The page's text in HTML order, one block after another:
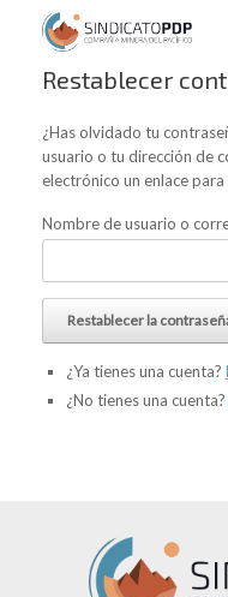
Restablecer
¿Has olvidado tu
usuario o tu dirección de
electrónico un enlace
Nombre de usuario o
¿Ya tienes una cuenta?
¿No tienes una cuenta?